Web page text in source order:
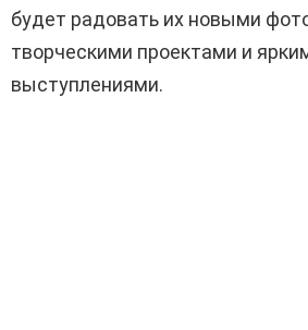
будет радовать их новыми
творческими проектами и
выступлениями.